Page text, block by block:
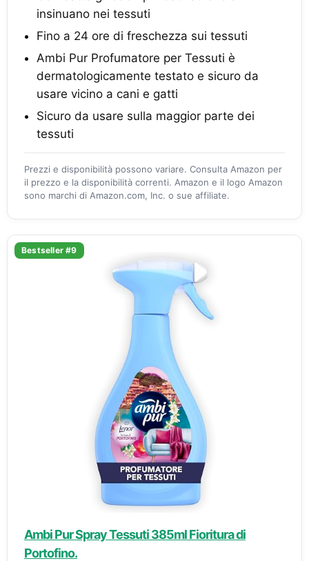
insinuano nei tessuti
Fino a 24 ore di freschezza sui tessuti
Ambi Pur Profumatore per Tessuti è
dermatologicamente testato e sicuro da
usare vicino a cani e gatti
Sicuro da usare sulla maggior parte dei
tessuti
Prezzi e disponibilità possono variare. Consulta Amazon per
il prezzo e la disponibilità correnti. Amazon e il logo Amazon
sono marchi di Amazon.com, Inc. o sue affiliate.
Bestseller #9
Ambi Pur Spray Tessuti 385ml Fioritura di
Portofino.